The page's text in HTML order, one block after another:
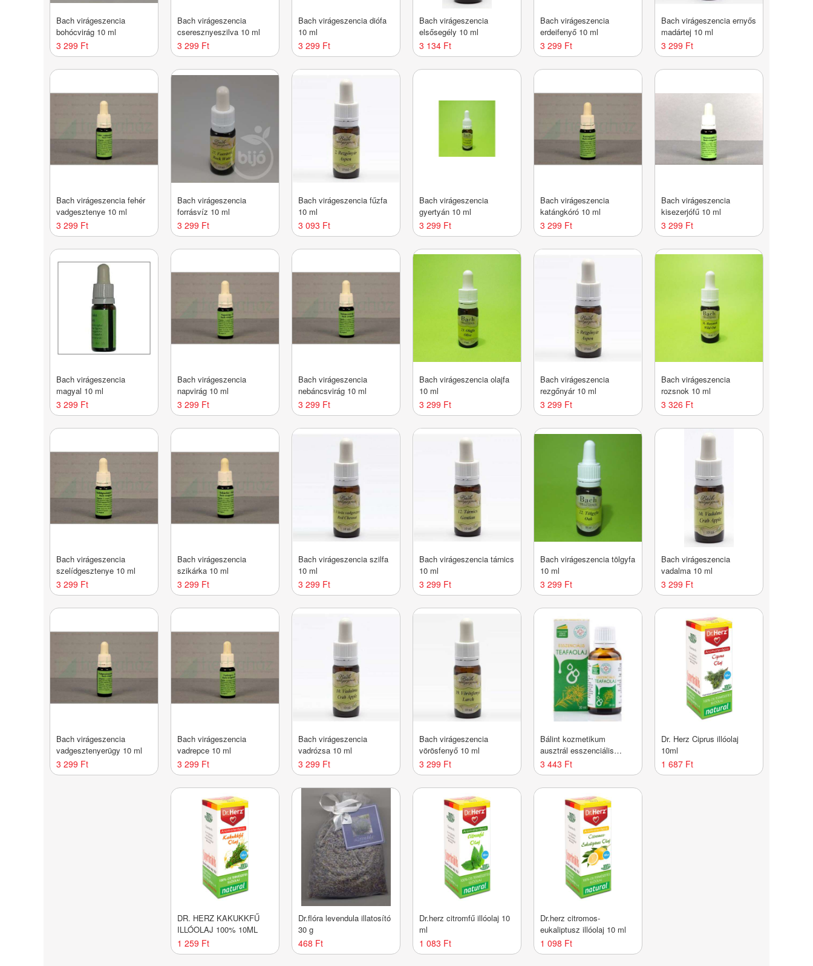
Bach virágeszencia
bohócvirág 10 ml
3 299 Ft
Bach virágeszencia
cseresznyeszilva 10 ml
3 299 Ft
Bach virágeszencia diófa
10 ml
3 299 Ft
Bach virágeszencia
elsősegély 10 ml
3 134 Ft
Bach virágeszencia
erdeifenyő 10 ml
3 299 Ft
Bach virágeszencia ernyős
madártej 10 ml
3 299 Ft
Bach virágeszencia fehér
vadgesztenye 10 ml
3 299 Ft
Bach virágeszencia
forrásvíz 10 ml
3 299 Ft
Bach virágeszencia fűzfa
10 ml
3 093 Ft
Bach virágeszencia
gyertyán 10 ml
3 299 Ft
Bach virágeszencia
katángkóró 10 ml
3 299 Ft
Bach virágeszencia
kisezerjófű 10 ml
3 299 Ft
Bach virágeszencia
magyal 10 ml
3 299 Ft
Bach virágeszencia
napvirág 10 ml
3 299 Ft
Bach virágeszencia
nebáncsvirág 10 ml
3 299 Ft
Bach virágeszencia olajfa
10 ml
3 299 Ft
Bach virágeszencia
rezgőnyár 10 ml
3 299 Ft
Bach virágeszencia
rozsnok 10 ml
3 326 Ft
Bach virágeszencia
szelídgesztenye 10 ml
3 299 Ft
Bach virágeszencia
szikárka 10 ml
3 299 Ft
Bach virágeszencia szilfa
10 ml
3 299 Ft
Bach virágeszencia tárnics
10 ml
3 299 Ft
Bach virágeszencia tölgyfa
10 ml
3 299 Ft
Bach virágeszencia
vadalma 10 ml
3 299 Ft
Bach virágeszencia
vadgesztenyerügy 10 ml
3 299 Ft
Bach virágeszencia
vadrepce 10 ml
3 299 Ft
Bach virágeszencia
vadrózsa 10 ml
3 299 Ft
Bach virágeszencia
vörösfenyő 10 ml
3 299 Ft
Bálint kozmetikum
ausztrál esszenciális
teafaolaj 30 ml
3 443 Ft
Dr. Herz Ciprus illóolaj
10ml
1 687 Ft
DR. HERZ KAKUKKFŰ
ILLÓOLAJ 100% 10ML
1 259 Ft
Dr.flóra levendula illatosító
30 g
468 Ft
Dr.herz citromfű illóolaj 10
ml
1 083 Ft
Dr.herz citromos-
eukaliptusz illóolaj 10 ml
1 098 Ft